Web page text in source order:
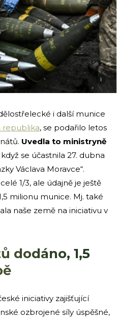
i
i další munice
republika, se podařilo letos
Uvedla to ministryně
když se účastnila 27. dubna
Václava Moravce“.
1/3, ale údajně je ještě
milionu munice. Mj. také
naše země na iniciativu v
dodáno, 1,5
iniciativy zajišťující
ozbrojené síly úspěšné,